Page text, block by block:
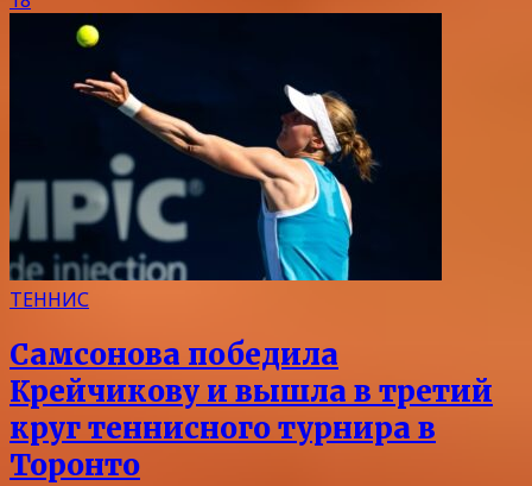
ТЕННИС
Самсонова победила
Крейчикову и вышла в третий
круг теннисного турнира в
Торонто